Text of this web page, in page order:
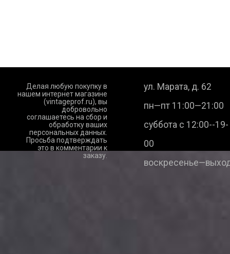
Делая любую покупку в
нашем интернет магазине
(vintageprof.ru), вы
добровольно
соглашаетесь на сбор и
обработку ваших
персональных данных.
Просьба подтверждать
это в комментарии к
заказу.
ул. Марата, д. 62
пн—пт 11:00—21:00
суббота с 12:00--19-
00